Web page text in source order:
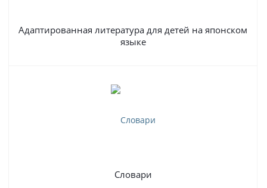
Адаптированная литература для детей на японском
языке
Словари